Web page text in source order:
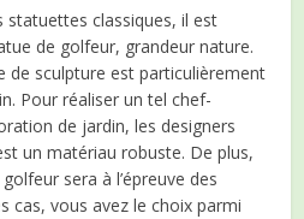
statuettes classiques, il est
de golfeur, grandeur nature.
de sculpture est particulièrement
Pour réaliser un tel chef-
de jardin, les designers
un matériau robuste. De plus,
sera à l’épreuve des
cas, vous avez le choix parmi